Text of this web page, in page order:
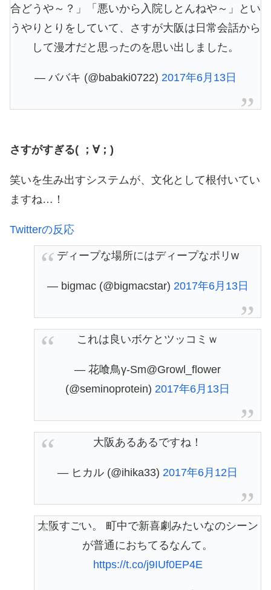
合どうや～？」「悪いから入院しとんねや～」とい
うやりとりをしていて、さすが大阪は日常会話から
して漫才だと思ったのを思い出しました。
— ババキ (@babaki0722) 2017年6月13日
さすがすぎる( ；∀；)
笑いを生み出すシステムが、文化として根付いてい
ますね…！
Twitterの反応
ディープな場所にはディープなポリw
— bigmac (@bigmacstar) 2017年6月13日
これは良いボケとツッコミｗ
— 花喰鳥γ-Sm@Growl_flower
(@seminoprotein) 2017年6月13日
大阪あるあるですね！
— ヒカル (@ihika33) 2017年6月12日
大阪すごい。 町中で新喜劇みたいなのシーン
が普通におちてるなんて。
https://t.co/j9IUf0EP4E